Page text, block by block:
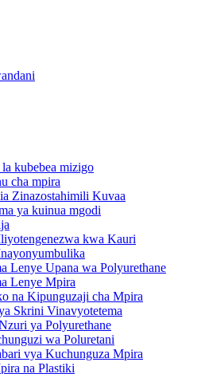
kubebea mizigo
cha mpira
Zinazostahimili Kuvaa
ya kuinua mgodi
kwa Kauri
Lenye Upana wa Polyurethane
Lenye Mpira
na Kipunguzaji cha Mpira
Skrini Vinavyotetema
ya Polyurethane
wa Poluretani
vya Kuchunguza Mpira
na Plastiki